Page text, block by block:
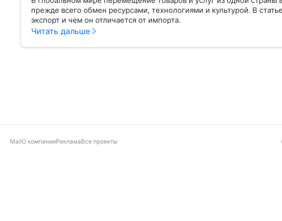
прежде всего обмен ресурсами, технологиями и культурой. В
экспорт и чем он отличается от импорта.
Читать дальше
MailО компанииРекламаВсе проекты